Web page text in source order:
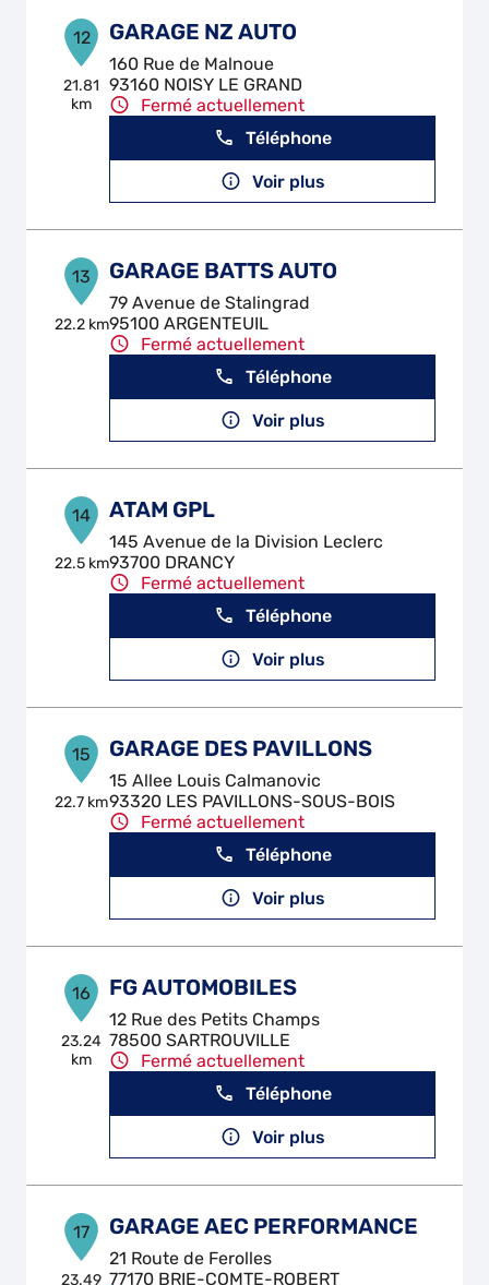
12
21.81
km
GARAGE NZ AUTO
160 Rue de Malnoue
93160 NOISY LE GRAND
Fermé actuellement
Téléphone
Voir plus
13
22.2 km
GARAGE BATTS AUTO
79 Avenue de Stalingrad
95100 ARGENTEUIL
Fermé actuellement
Téléphone
Voir plus
14
22.5 km
ATAM GPL
145 Avenue de la Division Leclerc
93700 DRANCY
Fermé actuellement
Téléphone
Voir plus
15
22.7 km
GARAGE DES PAVILLONS
15 Allee Louis Calmanovic
93320 LES PAVILLONS-SOUS-BOIS
Fermé actuellement
Téléphone
Voir plus
16
23.24
km
FG AUTOMOBILES
12 Rue des Petits Champs
78500 SARTROUVILLE
Fermé actuellement
Téléphone
Voir plus
17
23.49
GARAGE AEC PERFORMANCE
21 Route de Ferolles
77170 BRIE-COMTE-ROBERT